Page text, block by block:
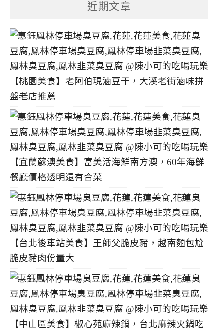
近期文章
【桃園美食】老阿伯現滷豆干，大溪老街滷味拼
盤老店推薦
【宜蘭蘇澳美食】富美活海鮮南方澳，60年海鮮
餐廳價格透明還有合菜
【台北後車站美食】王師父脆皮豬，越南麵包尬
脆皮豬肉份量大
【中山區美食】椒心苑麻辣鍋，台北麻辣火鍋吃